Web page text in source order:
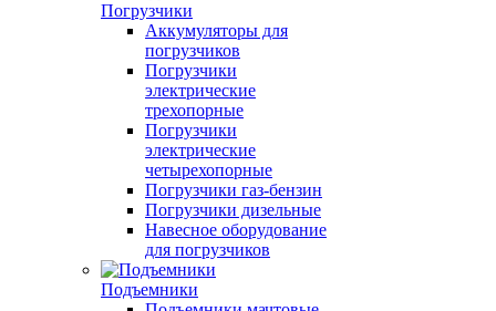
Погрузчики
Аккумуляторы для
погрузчиков
Погрузчики
электрические
трехопорные
Погрузчики
электрические
четырехопорные
Погрузчики газ-бензин
Погрузчики дизельные
Навесное оборудование
для погрузчиков
Подъемники